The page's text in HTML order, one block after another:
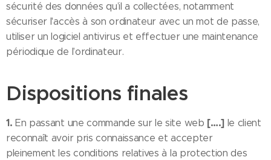
sécurité des données qu’il a collectées, notamment
sécuriser l'accès à son ordinateur avec un mot de passe,
utiliser un logiciel antivirus et effectuer une maintenance
périodique de l’ordinateur.
Dispositions finales
1. En passant une commande sur le site web [….] le client
reconnaît avoir pris connaissance et accepter
pleinement les conditions relatives à la protection des